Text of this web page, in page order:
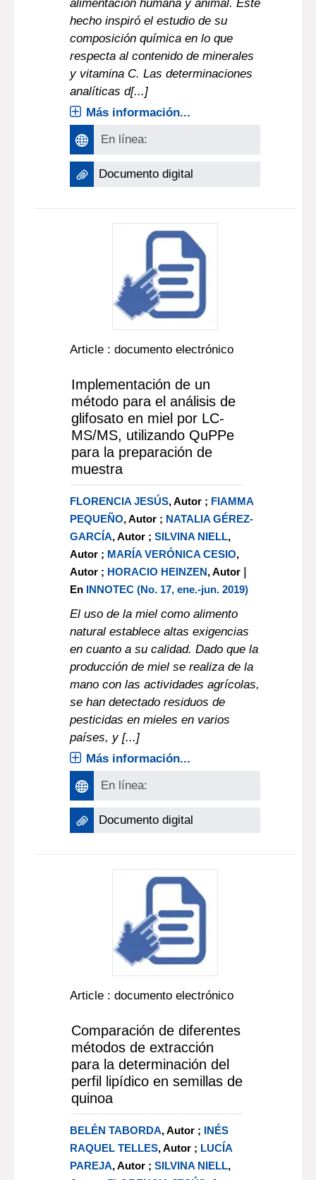
alimentación humana y animal. Este
hecho inspiró el estudio de su
composición química en lo que
respecta al contenido de minerales
y vitamina C. Las determinaciones
analíticas d[...]
Más información...
En línea:
Documento digital
Article : documento electrónico
Implementación de un
método para el análisis de
glifosato en miel por LC-
MS/MS, utilizando QuPPe
para la preparación de
muestra
FLORENCIA JESÚS, Autor ; FIAMMA
PEQUEÑO, Autor ; NATALIA GÉREZ-
GARCÍA, Autor ; SILVINA NIELL,
Autor ; MARÍA VERÓNICA CESIO,
Autor ; HORACIO HEINZEN, Autor |
En INNOTEC (No. 17, ene.-jun. 2019)
El uso de la miel como alimento
natural establece altas exigencias
en cuanto a su calidad. Dado que la
producción de miel se realiza de la
mano con las actividades agrícolas,
se han detectado residuos de
pesticidas en mieles en varios
países, y [...]
Más información...
En línea:
Documento digital
Article : documento electrónico
Comparación de diferentes
métodos de extracción
para la determinación del
perfil lipídico en semillas de
quinoa
BELÉN TABORDA, Autor ; INÉS
RAQUEL TELLES, Autor ; LUCÍA
PAREJA, Autor ; SILVINA NIELL,